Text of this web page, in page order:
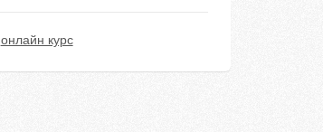
онлайн курс